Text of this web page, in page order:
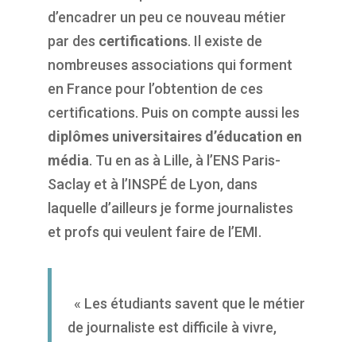
d’encadrer un peu ce nouveau métier
par des certifications. Il existe de
nombreuses associations qui forment
en France pour l’obtention de ces
certifications. Puis on compte aussi les
diplômes universitaires d’éducation en
média. Tu en as à Lille, à l’ENS Paris-
Saclay et à l’INSPÉ de Lyon, dans
laquelle d’ailleurs je forme journalistes
et profs qui veulent faire de l’EMI.
« Les étudiants savent que le métier
de journaliste est difficile à vivre,